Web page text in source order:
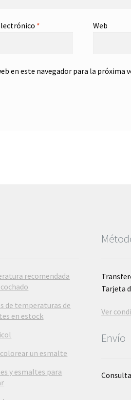
* Web
en este navegador para la próxima
recomendada
de temperaturas de
en estock
un esmalte
y esmaltes para
Tarjeta
Ver
Envío